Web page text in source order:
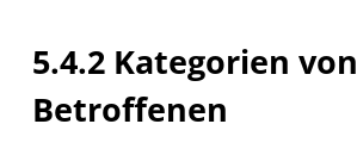
5.4.2 Kategorien von
Betroffenen